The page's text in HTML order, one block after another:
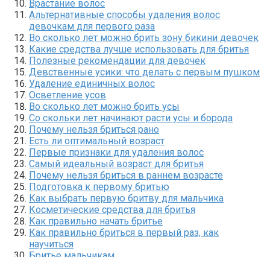
Врастание волос
Альтернативные способы удаления волос
девочкам для первого раза
Во сколько лет можно брить зону бикини девочек
Какие средства лучше использовать для бритья
Полезные рекомендации для девочек
Девственные усики: что делать с первым пушком
Удаление единичных волос
Осветление усов
Во сколько лет можно брить усы
Со скольки лет начинают расти усы и борода
Почему нельзя бриться рано
Есть ли оптимальный возраст
Первые признаки для удаления волос
Самый идеальный возраст для бритья
Почему нельзя бриться в раннем возрасте
Подготовка к первому бритью
Как выбрать первую бритву для мальчика
Косметические средства для бритья
Как правильно начать бритье
Как правильно бриться в первый раз, как
научиться